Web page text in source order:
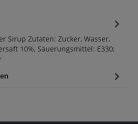
Sirup Zutaten: Zucker, Wasser,
10%, Säuerungsmittel: E330;